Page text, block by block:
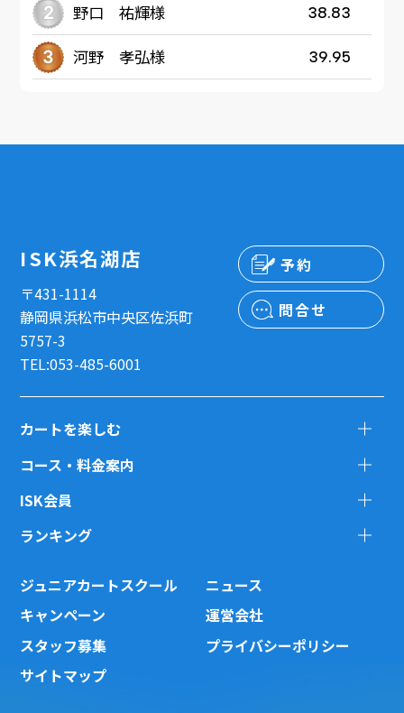
野口 祐輝様 38.83
河野 孝弘様 39.95
ISK浜名湖店
〒431-1114
静岡県浜松市中央区佐浜町
5757-3
TEL:053-485-6001
予約
問合せ
カートを楽しむ
コース・料金案内
ISK会員
ランキング
ジュニアカートスクール
ニュース
キャンペーン
運営会社
スタッフ募集
プライバシーポリシー
サイトマップ